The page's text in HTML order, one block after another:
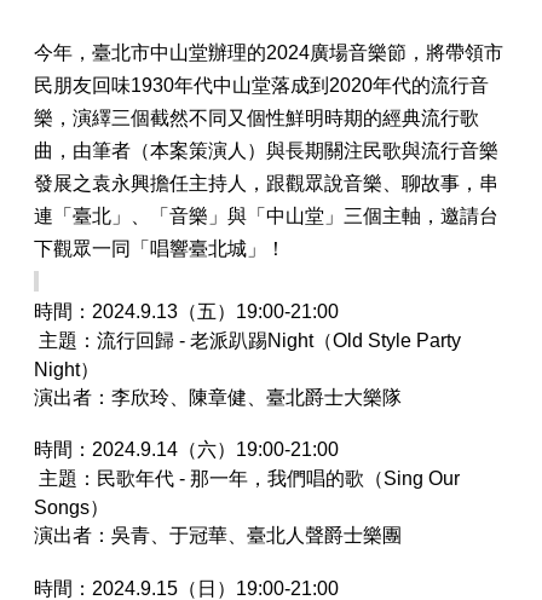
今年，臺北市中山堂辦理的2024廣場音樂節，將帶領市
民朋友回味1930年代中山堂落成到2020年代的流行音
樂，演繹三個截然不同又個性鮮明時期的經典流行歌
曲，由筆者（本案策演人）與長期關注民歌與流行音樂
發展之袁永興擔任主持人，跟觀眾說音樂、聊故事，串
連「臺北」、「音樂」與「中山堂」三個主軸，邀請台
下觀眾一同「唱響臺北城」！
時間 ：2024.9.13（五）19:00-21:00
主題 ： 流行回歸 - 老派趴踢Night（Old Style Party
Night）
演出者 ： 李欣玲、陳章健、臺北爵士大樂隊
時間 ：2024.9.14（六）19:00-21:00
主題 ： 民歌年代 - 那一年 ， 我們唱的歌 （Sing Our
Songs）
演出者：吳青、于冠華、臺北人聲爵士樂團
時間： 2024.9.15 （日） 19:00-21:00